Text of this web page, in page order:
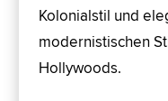
Kolonialstil und
modernistischen
Hollywoods.